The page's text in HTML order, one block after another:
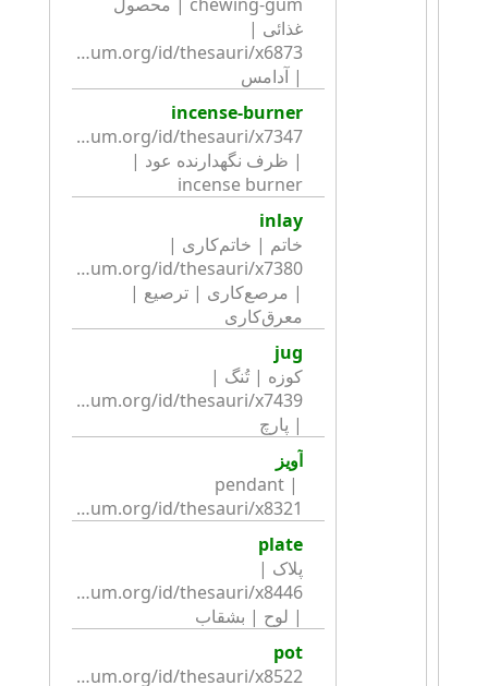
| آدامس
incense-burner
incense burner
inlay
معرق‌کاری
jug
| پارچ
آویز
pendant |
http://collection.britishmuseum.org/id/thesauri/x8321
plate
| لوح | بشقاب
pot